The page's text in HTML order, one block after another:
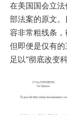
在美国国会立
部法案的原文
容非常粗线条，
但即便是仅有
足以“彻底改变